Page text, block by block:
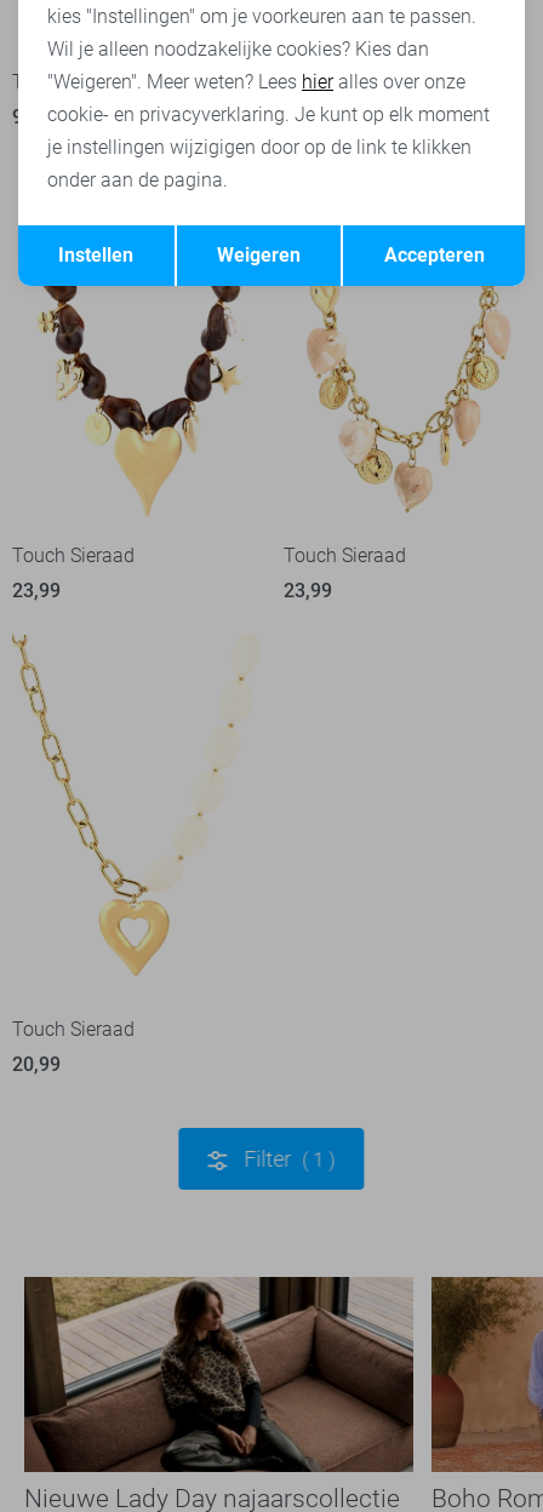
Touch Sieraad
9,99
Touch Sieraad
14,99
Touch Sieraad
23,99
Touch Sieraad
23,99
Touch Sieraad
20,99
Filter 1
Nieuwe Lady Day najaarscollectie Boho
Terug Opslaan
kies "Instellingen" om je voorkeuren aan te passen.
Wil je alleen noodzakelijke cookies? Kies dan
"Weigeren". Meer weten? Lees hieralles over onze
cookie- en privacyverklaring. Je kunt op elk moment
je instellingen wijzigigen door op de link te klikken
onder aan de pagina.
Accepteren
Weigeren
Instellen